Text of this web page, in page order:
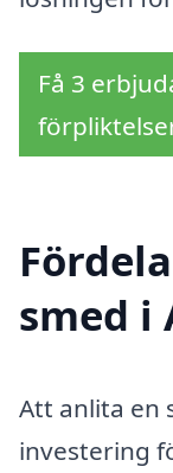
Få 3
smed i
Att anlita en
investering